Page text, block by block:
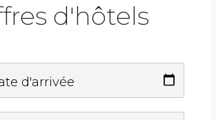
d'hôtels
d'arrivée